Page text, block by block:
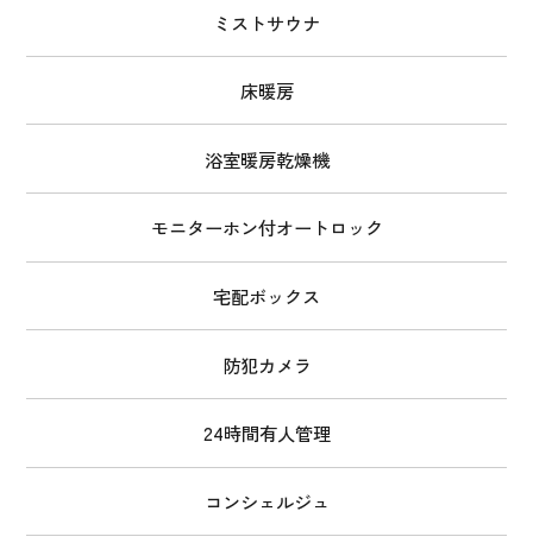
ミストサウナ
床暖房
浴室暖房乾燥機
モニターホン付オートロック
宅配ボックス
防犯カメラ
24時間有人管理
コンシェルジュ